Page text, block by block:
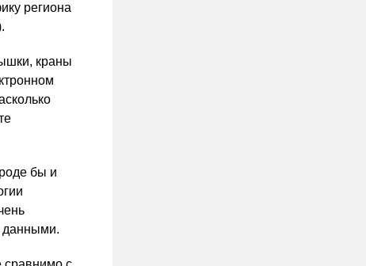
региона
краны
бы и
данными.